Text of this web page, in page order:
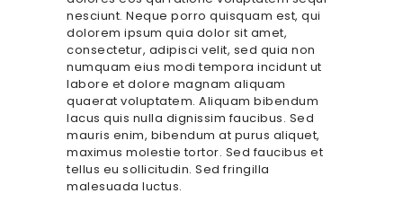
nesciunt. Neque porro quisquam est, qui
dolorem ipsum quia dolor sit amet,
consectetur, adipisci velit, sed quia non
numquam eius modi tempora incidunt ut
labore et dolore magnam aliquam
quaerat voluptatem. Aliquam bibendum
lacus quis nulla dignissim faucibus. Sed
mauris enim, bibendum at purus aliquet,
maximus molestie tortor. Sed faucibus et
tellus eu sollicitudin. Sed fringilla
malesuada luctus.